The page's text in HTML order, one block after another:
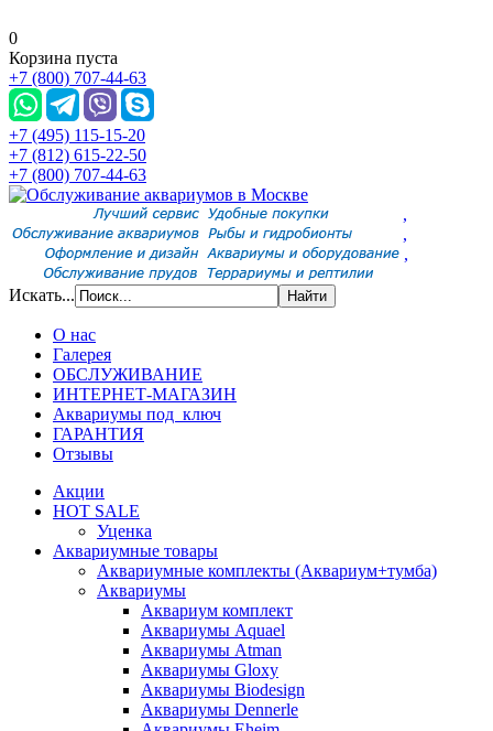
0
Корзина пуста
+7 (800) 707-44-63
+7 (495) 115-15-20
+7 (812) 615-22-50
+7 (800) 707-44-63
,
,
,
Искать...
О нас
Галерея
ОБСЛУЖИВАНИЕ
ИНТЕРНЕТ-МАГАЗИН
Аквариумы под ключ
ГАРАНТИЯ
Отзывы
Акции
HOT SALE
Уценка
Аквариумные товары
Аквариумные комплекты (Аквариум+тумба)
Аквариумы
Аквариум комплект
Аквариумы Aquael
Аквариумы Atman
Аквариумы Gloxy
Аквариумы Biodesign
Аквариумы Dennerle